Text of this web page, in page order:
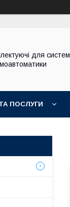
для систем
ПОСЛУГИ